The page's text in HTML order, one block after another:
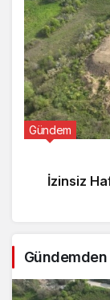
Gündem
İzinsiz